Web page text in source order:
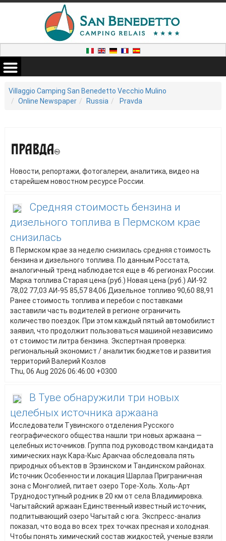
Villaggio Camping San Benedetto Vecchio Mulino
Online Newspaper
Russia Pravda
Новости, репортажи, фотогалереи, аналитика, видео на
старейшем новостном ресурсе России.
Средняя стоимость бензина и
дизельного топлива в Пермском крае
снизилась
В Пермском крае за неделю снизилась средняя стоимость
бензина и дизельного топлива. По данным Росстата,
аналогичный тренд наблюдается еще в 46 регионах России.
Марка топлива Старая цена (руб.) Новая цена (руб.) АИ-92
78,02 77,03 АИ-95 85,57 84,06 Дизельное топливо 90,60 88,91
Ранее стоимость топлива и перебои с поставками
заставили часть водителей в регионе ограничить
количество поездок. При этом каждый пятый автомобилист
заявил, что продолжит пользоваться машиной независимо
от стоимости литра бензина. Экспертная проверка:
региональный экономист / аналитик бюджетов и развития
территорий Валерий Козлов
Thu, 06 Aug 2026 06:46:00 +0300
В Туве обнаружили три новых
целебных источника аржаана
Исследователи Тувинского отделения Русского
географического общества нашли три новых аржаана —
целебных источников. Группа под руководством кандидата
химических наук Кара-Кыс Аракчаа обследовала пять
природных объектов в Эрзинском и Тандинском районах.
Источник Особенности и локация Шарлаа Приграничная
зона с Монголией, питает озеро Торе-Холь. Холь-Арт
Труднодоступный родник в 20 км от села Владимировка.
Чагытайский аржаан Единственный известный источник,
подпитывающий озеро Чагытай с юга. Экспресс-анализ
показал, что вода во всех трех точках пресная и холодная.
Чтобы понять химический состав жидкостей, ученые взяли